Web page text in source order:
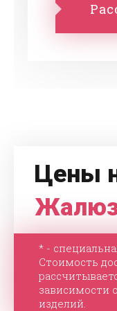
Цены
* -
Стоимость
зависимости
изделий.